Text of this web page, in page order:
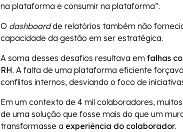
na plataforma e consumir na plataforma”.
O dashboardde relatórios também não
capacidade da gestão em ser estratégica.
A soma desses desafios resultava em falhas
RH. A falta de uma plataforma eficiente
conflitos internos, desviando o foco de
Em um contexto de 4 mil colaboradores,
de uma solução que fosse mais do que um
transformasse a experiência do colaborador.